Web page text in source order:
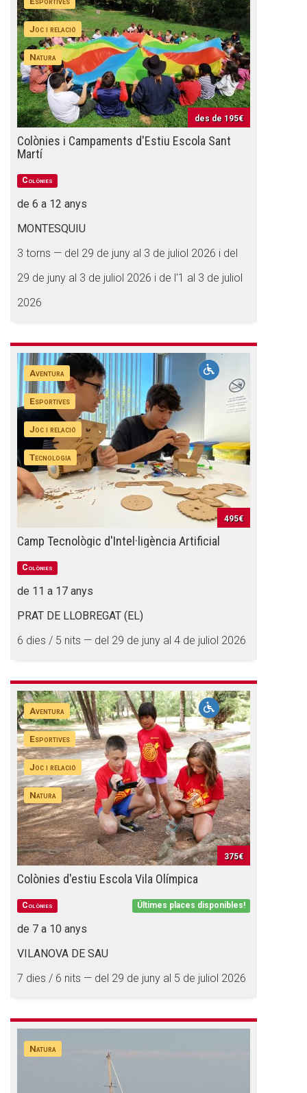
Joc i relació
Natura
des de 195€
Colònies i Campaments d'Estiu Escola Sant
Martí
Colònies
de 6 a 12 anys
MONTESQUIU
3 torns — del 29 de juny al 3 de juliol 2026 i del
29 de juny al 3 de juliol 2026 i de l'1 al 3 de juliol
2026
Aventura
Esportives
Joc i relació
Tecnologia
495€
Camp Tecnològic d'Intel·ligència Artificial
Colònies
de 11 a 17 anys
PRAT DE LLOBREGAT (EL)
6 dies / 5 nits — del 29 de juny al 4 de juliol 2026
Aventura
Esportives
Joc i relació
Natura
375€
Colònies d'estiu Escola Vila Olímpica
Últimes places disponibles!
Colònies
de 7 a 10 anys
VILANOVA DE SAU
7 dies / 6 nits — del 29 de juny al 5 de juliol 2026
Natura